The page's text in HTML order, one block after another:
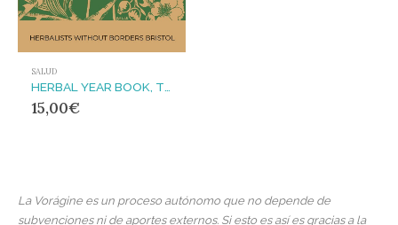
SALUD
15,00€
La Vorágine es un proceso autónomo que no depende de
subvenciones ni de aportes externos. Si esto es así es gracias a la